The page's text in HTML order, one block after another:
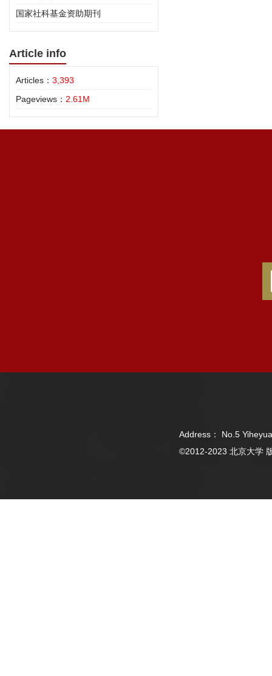
国家社科基金资助期刊
Article info
Articles： 3,393
Pageviews： 2.61M
Address： No.5
©2012-2023 北京大学